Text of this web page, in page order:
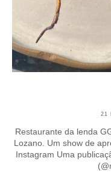
21
Restaurante da lenda
Lozano. Um show de
Instagram Uma